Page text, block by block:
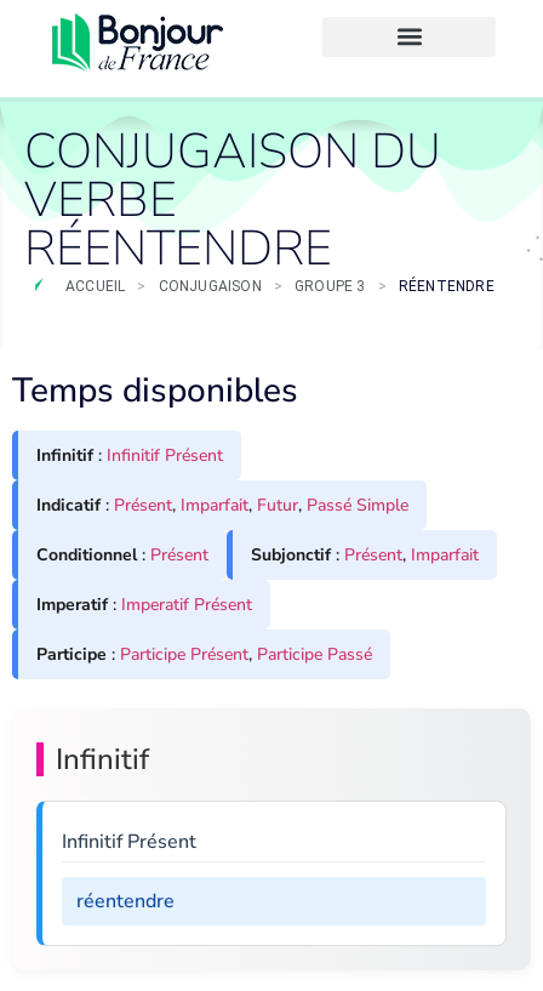
CONJUGAISON DU
VERBE
RÉENTENDRE
ACCUEIL > CONJUGAISON > GROUPE 3 > RÉENTENDRE
Temps disponibles
Infinitif: Infinitif Présent
Indicatif: Présent, Imparfait, Futur, Passé Simple
Conditionnel: Présent Subjonctif: Présent, Imparfait
Imperatif: Imperatif Présent
Participe : Participe Présent, Participe Passé
Infinitif
Infinitif Présent
réentendre